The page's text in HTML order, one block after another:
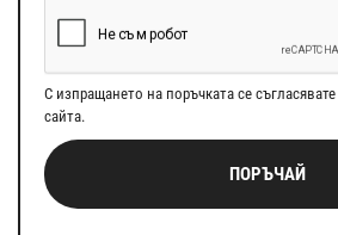
С изпращането на поръчката се съгласявате
сайта.
ПОРЪЧАЙ